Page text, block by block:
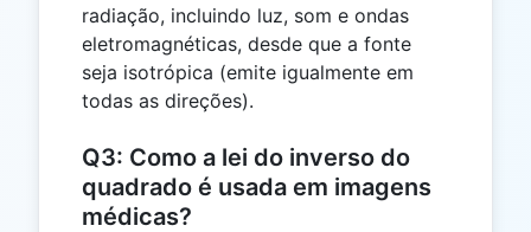
radiação, incluindo luz, som e ondas
eletromagnéticas, desde que a fonte
seja isotrópica (emite igualmente em
todas as direções).
Q3: Como a lei do inverso do
quadrado é usada em imagens
médicas?